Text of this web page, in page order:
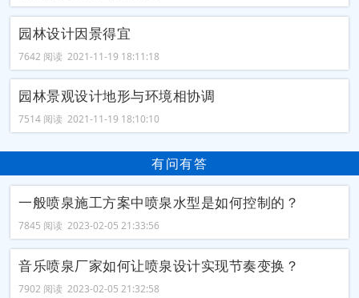
园林设计因景得宜
7642 阅读 2021-11-19 18:11:18
园林景观设计地形与环境相协调
7514 阅读 2021-11-19 18:10:10
有问有答
一般喷泉施工方案中喷泉水型是如何控制的？
7845 阅读 2023-02-05 21:33:56
音乐喷泉厂家如何让喷泉设计实现节奏变换？
7902 阅读 2023-02-05 21:32:58